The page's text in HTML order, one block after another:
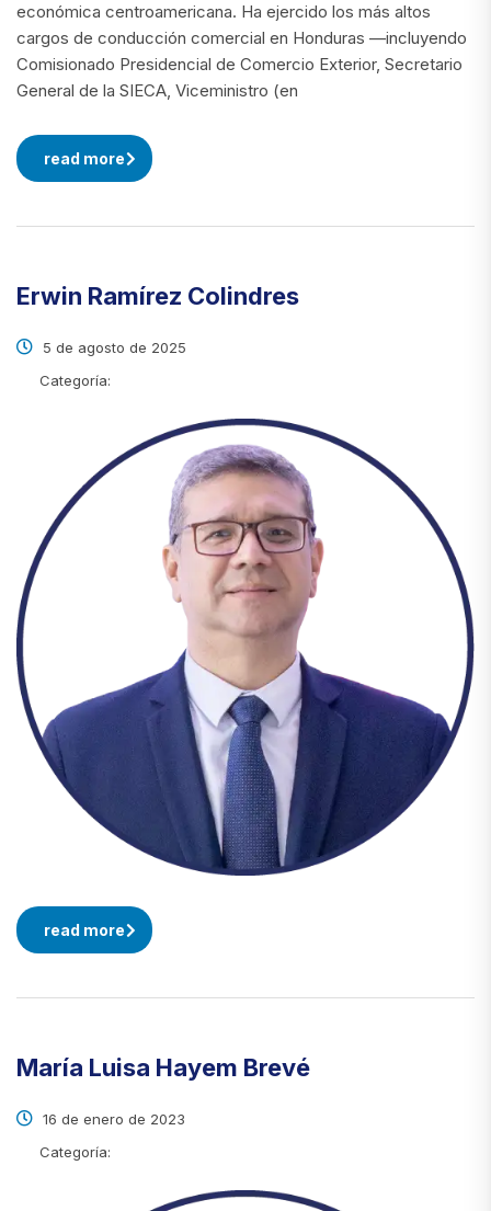
económica centroamericana. Ha ejercido los más altos
cargos de conducción comercial en Honduras —incluyendo
Comisionado Presidencial de Comercio Exterior, Secretario
General de la SIECA, Viceministro (en
read more
Erwin Ramírez Colindres
5 de agosto de 2025
Categoría:
read more
María Luisa Hayem Brevé
16 de enero de 2023
Categoría: